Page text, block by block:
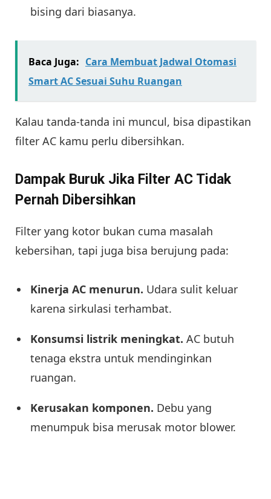
bising dari biasanya.
Baca Juga: Cara Membuat Jadwal Otomasi
Smart AC Sesuai Suhu Ruangan
Kalau tanda-tanda ini muncul, bisa dipastikan
filter AC kamu perlu dibersihkan.
Dampak Buruk Jika Filter AC Tidak
Pernah Dibersihkan
Filter yang kotor bukan cuma masalah
kebersihan, tapi juga bisa berujung pada:
Kinerja AC menurun. Udara sulit keluar
karena sirkulasi terhambat.
Konsumsi listrik meningkat. AC butuh
tenaga ekstra untuk mendinginkan
ruangan.
Kerusakan komponen. Debu yang
menumpuk bisa merusak motor blower.